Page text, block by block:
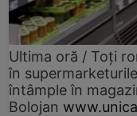
Ultima oră / Toți
în
întâmple în
Bolojan